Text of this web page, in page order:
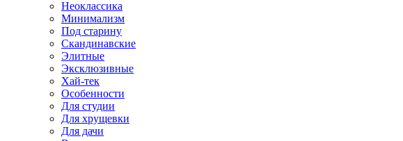
Неоклассика
Минимализм
Под старину
Скандинавские
Элитные
Эксклюзивные
Хай-тек
Особенности
Для студии
Для хрущевки
Для дачи